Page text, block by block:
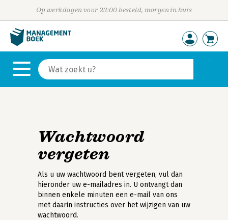
Op werkdagen voor 23:00 besteld, morgen in huis
Wachtwoord
vergeten
Als u uw wachtwoord bent vergeten, vul dan
hieronder uw e-mailadres in. U ontvangt dan
binnen enkele minuten een e-mail van ons
met daarin instructies over het wijzigen van uw
wachtwoord.